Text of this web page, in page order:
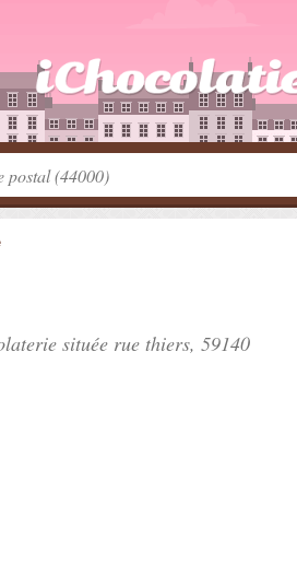
située rue thiers, 59140